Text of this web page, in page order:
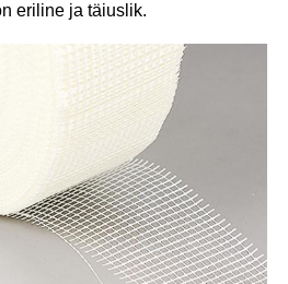
eriline ja täiuslik.